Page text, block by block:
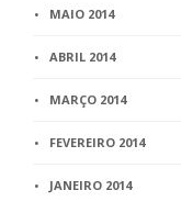
MAIO 2014
ABRIL 2014
MARÇO 2014
FEVEREIRO 2014
JANEIRO 2014